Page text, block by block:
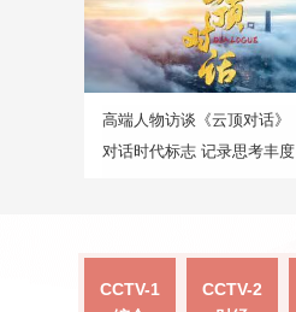
高端人物访谈《云顶对话》
对话时代标志 记录思考丰度
CCTV-1
CCTV-2